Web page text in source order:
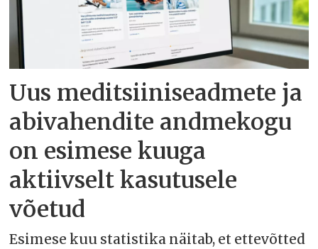
Uus meditsiiniseadmete ja
abivahendite andmekogu
on esimese kuuga
aktiivselt kasutusele
võetud
Esimese kuu statistika näitab, et ettevõtted